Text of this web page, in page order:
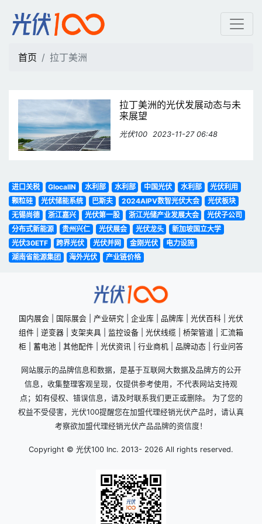
拉丁美洲 | 光伏100
首页 拉丁美洲
拉丁美洲的光伏发展动态与未
来展望
光伏100 2023-11-27 06:48
进口关税 GlocalIN 水利部 水利部 中国光伏 水利部
光伏利用
颗粒硅
光伏储能系统 巴斯夫 2024AIPV数智光伏大会
光伏板块
无锡尚德
浙江嘉兴 光伏第一股 浙江光储产业发展大会
光伏子公司
分布式新能源
贵州兴仁 光伏展会 光伏龙头
新加坡国立大学
光伏30ETF
跨界光伏 光伏并网 金刚光伏
电力设施
湖南省能源集团
海外光伏 产业链价格
国内展会 国际展会 产业研究 企业库 品牌库 光伏百科
光伏
组件
逆变器 支架夹具 监控设备 光伏线缆 桥架管道
汇流箱
柜
蓄电池 其他配件 光伏资讯 行业商机 品牌动态 行业问答
网站展示的品牌信息和数据，是基于互联网大数据及品牌方的公开
信息，收集整理客观呈现，仅提供参考使用，不代表网站支持观
点；如有侵权、错误信息，请及时联系我们更正或删除。 为了您的
权益不受侵害，光伏100提醒您在加盟代理经销光伏产品时，请认真
考察欲加盟代理经销光伏产品品牌的资信度！
Copyright © 光伏100 Inc. 2013- 2026 All rights reserved.